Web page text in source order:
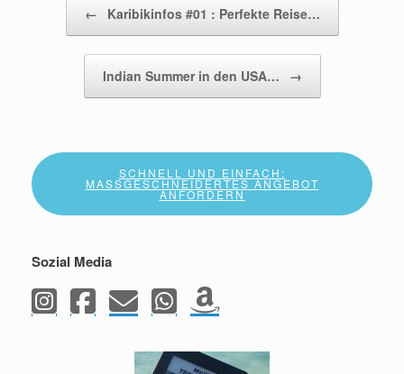
← Karibikinfos #01 : Perfekte Reise…
Indian Summer in den USA… →
SCHNELL UND EINFACH:
MASSGESCHNEIDERTES ANGEBOT A
NFORDERN
Sozial Media